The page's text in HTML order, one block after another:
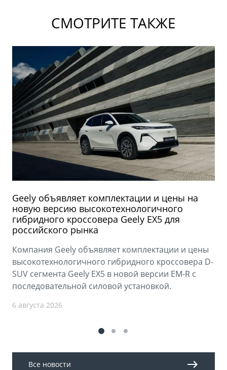
СМОТРИТЕ ТАКЖЕ
Geely объявляет комплектации и цены на
новую версию высокотехнологичного
гибридного кроссовера Geely EX5 для
российского рынка
Компания Geely объявляет комплектации и цены
высокотехнологичного гибридного кроссовера D-
SUV сегмента Geely EX5 в новой версии EM-R с
последовательной силовой установкой.
6 августа 2026
Все новости